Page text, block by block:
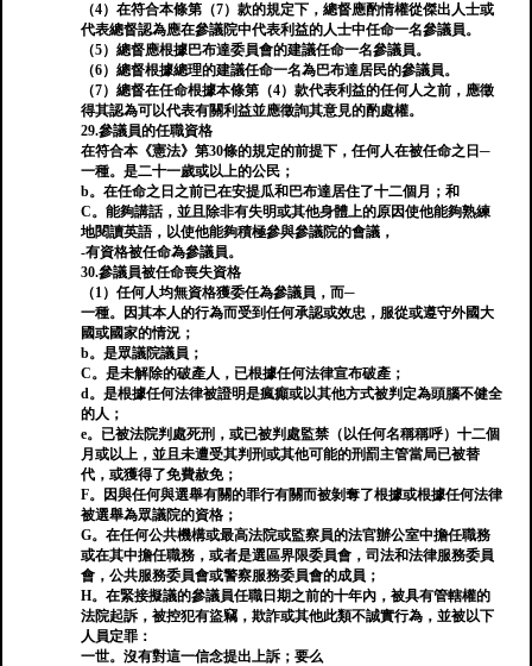
（4）在符合本條第（7）款的規定下，總督應酌情權從傑出人士或
代表總督認為應在參議院中代表利益的人士中任命一名參議員。
（5）總督應根據巴布達委員會的建議任命一名參議員。
（6）總督根據總理的建議任命一名為巴布達居民的參議員。
（7）總督在任命根據本條第（4）款代表利益的任何人之前，應徵
得其認為可以代表有關利益並應徵詢其意見的酌處權。
29.參議員的任職資格
在符合本《憲法》第30條的規定的前提下，任何人在被任命之日─
一種。是二十一歲或以上的公民；
b。在任命之日之前已在安提瓜和巴布達居住了十二個月；和
C。能夠講話，並且除非有失明或其他身體上的原因使他能夠熟練
地閱讀英語，以使他能夠積極參與參議院的會議，
-有資格被任命為參議員。
30.參議員被任命喪失資格
（1）任何人均無資格獲委任為參議員，而─
一種。因其本人的行為而受到任何承認或效忠，服從或遵守外國大
國或國家的情況；
b。是眾議院議員；
C。是未解除的破產人，已根據任何法律宣布破產；
d。是根據任何法律被證明是瘋癲或以其他方式被判定為頭腦不健全
的人；
e。已被法院判處死刑，或已被判處監禁（以任何名稱稱呼）十二個
月或以上，並且未遭受其判刑或其他可能的刑罰主管當局已被替
代，或獲得了免費赦免；
F。因與任何與選舉有關的罪行有關而被剝奪了根據或根據任何法律
被選舉為眾議院的資格；
G。在任何公共機構或最高法院或監察員的法官辦公室中擔任職務
或在其中擔任職務，或者是選區界限委員會，司法和法律服務委員
會，公共服務委員會或警察服務委員會的成員；
H。在緊接擬議的參議員任職日期之前的十年內，被具有管轄權的
法院起訴，被控犯有盜竊，欺詐或其他此類不誠實行為，並被以下
人員定罪：
一世。沒有對這一信念提出上訴；要么